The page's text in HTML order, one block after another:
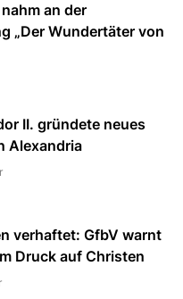
an der
„Der Wundertäter von
II. gründete neues
Alexandria
verhaftet: GfbV warnt
Druck auf Christen